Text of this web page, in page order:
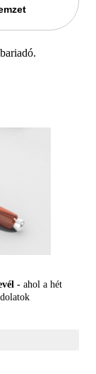
- ahol a hét